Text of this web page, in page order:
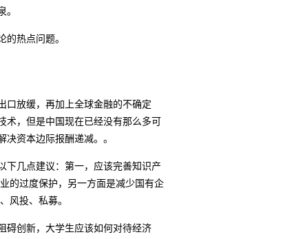
热点问题。
放缓，再加上全球金融的不确定
，但是中国现在已经没有那么多可
资本边际报酬递减。。
下几点建议：第一，应该完善知识产
的过度保护，另一方面是减少国有企
风投、私募。
碍创新，大学生应该如何对待经济